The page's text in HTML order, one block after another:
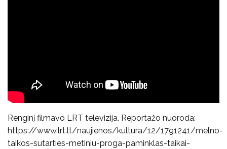
Renginį filmavo LRT televizija. Reportažo nuoroda:
https://www.lrt.lt/naujienos/kultura/12/1791241/melno-
taikos-sutarties-metiniu-proga-paminklas-taikai-